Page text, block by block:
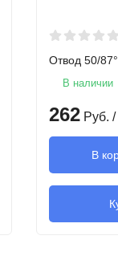
Отвод 50/
В наличии
262 Руб.
В